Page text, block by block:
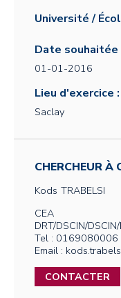
Université /
Date
01-01-2016
Lieu d'exercice :
Saclay
CHERCHEUR À
Kods TRABELSI
CEA
DRT/DSCIN/
Tel : 0169080006
Email :
CONTACTER